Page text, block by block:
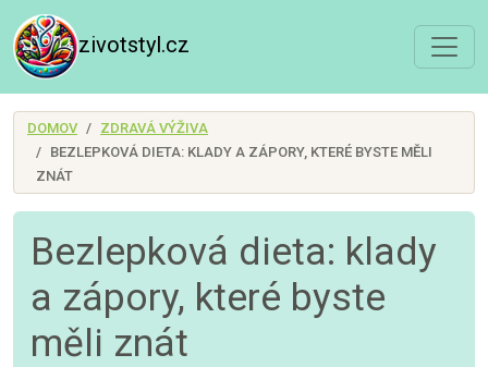
zivotstyl.cz
DOMOV
ZDRAVÁ VÝŽIVA
BEZLEPKOVÁ DIETA: KLADY A ZÁPORY, KTERÉ BYSTE MĚLI
ZNÁT
Bezlepková dieta: klady
a zápory, které byste
měli znát